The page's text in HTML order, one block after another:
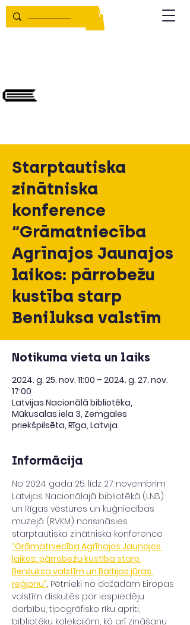
Starptautiska
zinātniska
konference
“Grāmatniecība
Agrīnajos Jaunajos
laikos: pārrobežu
kustība starp
Beniluksa valstīm
Notikuma vieta un laiks
2024. g. 25. nov. 11:00 – 2024. g. 27. nov.
17:00
Latvijas Nacionālā bibliotēka,
Mūkusalas iela 3, Zemgales
priekšpilsēta, Rīga, Latvija
Informācija
No 2024. gada 25. līdz 27. novembrim
Latvijas Nacionālajā bibliotēkā (LNB)
un Rīgas vēstures un kuģniecības
muzejā (RVKM) norisināsies
starptautiska zinātniska konference
“Grāmatniecība Agrīnajos Jaunajos
laikos: pārrobežu kustība starp
Beniluksa valstīm un Baltijas jūras
reģionu”. Pētnieki no dažādām Eiropas
valstīm diskutēs par iespiedēju
darbību, tipogrāfisko rīku apriti,
bibliotēku kolekcijām, kā arī zināšanu